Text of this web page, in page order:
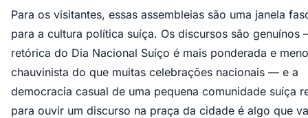
Para os visitantes, essas assembleias são uma janela
para a cultura política suíça. Os discursos são genuínos
retórica do Dia Nacional Suíço é mais ponderada e
chauvinista do que muitas celebrações nacionais — e a
democracia casual de uma pequena comunidade suíça
para ouvir um discurso na praça da cidade é algo que